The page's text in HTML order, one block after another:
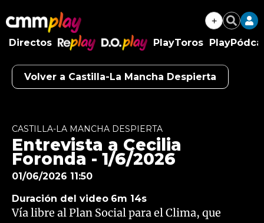
+ Buscar
Directos
RePlay
D.O.Play
PlayToros
Volver a Castilla-La Mancha Despierta
Algo salió mal.
Try again
CASTILLA-LA MANCHA DESPIERTA
Entrevista a Cecilia
Foronda - 1/6/2026
01/06/2026 11:50
Duración del video 6m 14s
Vía libre al Plan Social para el Clima, que